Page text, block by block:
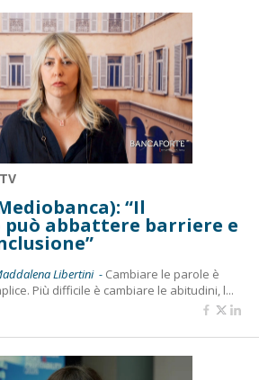
“Il
abbattere barriere e
Libertini - Cambiare le parole è
Più difficile è cambiare le abitudini, l...